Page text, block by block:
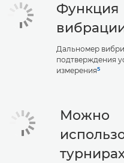
Функция
Дальномер
подтверждения
измерения5
Можно